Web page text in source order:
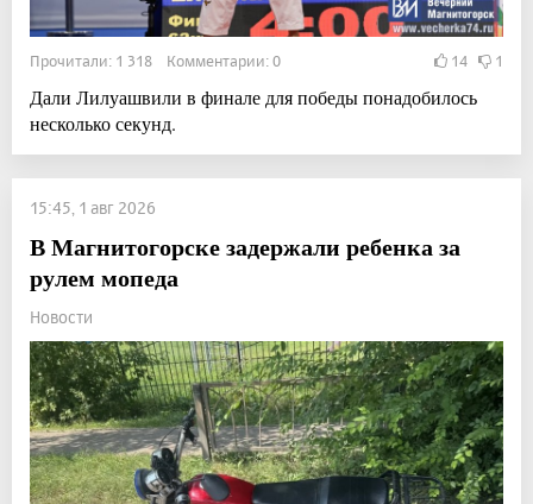
Прочитали: 1 318 Комментарии: 0 14 1
Дали Лилуашвили в финале для победы понадобилось
несколько секунд.
15:45, 1 авг 2026
В Магнитогорске задержали ребенка за
рулем мопеда
Новости